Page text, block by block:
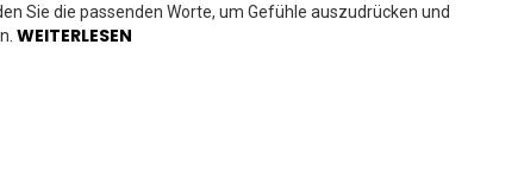
Sie die passenden Worte, um Gefühle auszudrücken und
WEITERLESEN